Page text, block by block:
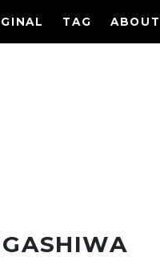
TAG ABOUT